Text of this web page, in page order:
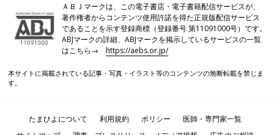
ＡＢＪマークは、この電子書店・電子書籍配信サービスが、
著作権者からコンテンツ使用許諾を得た正規版配信サービス
であることを示す登録商標（登録番号 第11091000号）です。
ABJマークの詳細、ABJマークを掲示しているサービスの一覧
はこちら→https://aebs.or.jp/
本サイトに掲載されている記事・写真・イラスト等のコンテンツの無断転載を禁じま
す。
たまひよについて 利用規約 ポリシー
医師・専門家一覧